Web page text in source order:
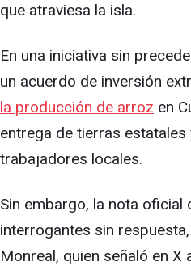
que atraviesa la isla.
En una iniciativa sin
un acuerdo de inversión
la producción de arroz en
entrega de tierras
trabajadores locales.
Sin embargo, la nota oficial
interrogantes sin
Monreal, quien señaló en